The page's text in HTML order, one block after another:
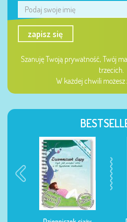
zapisz się
Szanuję Twoją prywatność, Twój
trzecich.
W każdej chwili możesz